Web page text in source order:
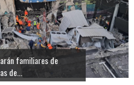
familiares de
de...